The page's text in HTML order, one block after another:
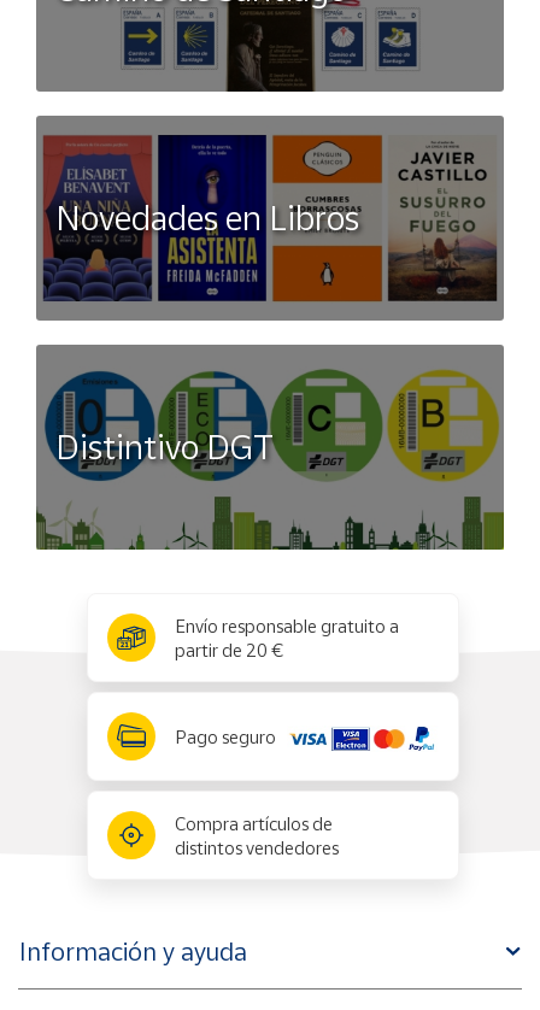
Novedades en Libros
Distintivo DGT
Envío responsable gratuito a
partir de 20 €
Pago seguro
Compra artículos de
distintos vendedores
Información y ayuda